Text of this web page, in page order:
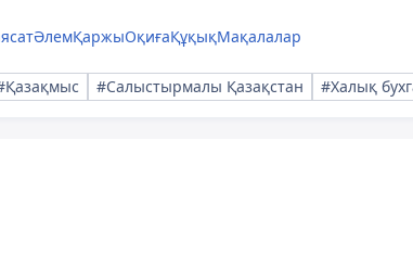
ӘлемҚаржыОқиғаҚұқықМақалалар
#Салыстырмалы Қазақстан #Халық